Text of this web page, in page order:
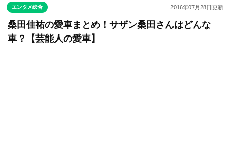
エンタメ総合 2016年07月28日更新
桑田佳祐の愛車まとめ！サザン桑田さんはどんな
車？【芸能人の愛車】